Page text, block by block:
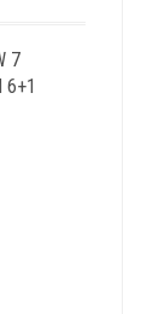
7
6+1